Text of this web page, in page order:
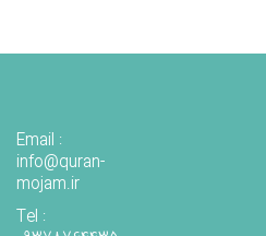
Email :
info@quran-
mojam.ir
Tel :